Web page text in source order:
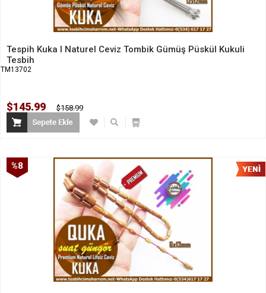
Tespih Kuka l Naturel Ceviz Tombik Gümüş Püskül Kukuli
Tesbih
TM13702
$145.99 $158.99
%8